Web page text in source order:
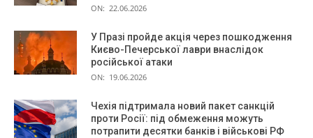
ON: 22.06.2026
У Празі пройде акція через пошкодження
Києво-Печерської лаври внаслідок
російської атаки
ON: 19.06.2026
Чехія підтримала новий пакет санкцій
проти Росії: під обмеження можуть
потрапити десятки банків і військові РФ